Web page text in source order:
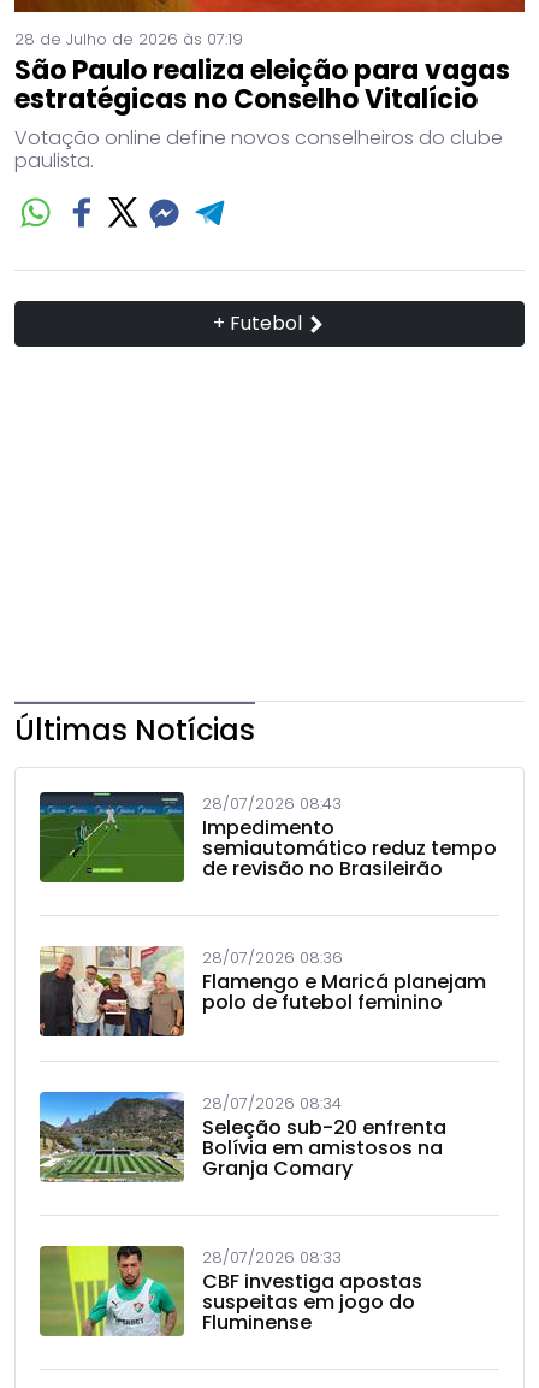
28 de Julho de 2026 às 07:19
São Paulo realiza eleição para vagas
estratégicas no Conselho Vitalício
Votação online define novos conselheiros do clube
paulista.
+ Futebol
Últimas Notícias
28/07/2026 08:43
Impedimento
semiautomático reduz tempo
de revisão no Brasileirão
28/07/2026 08:36
Flamengo e Maricá planejam
polo de futebol feminino
28/07/2026 08:34
Seleção sub-20 enfrenta
Bolívia em amistosos na
Granja Comary
28/07/2026 08:33
CBF investiga apostas
suspeitas em jogo do
Fluminense